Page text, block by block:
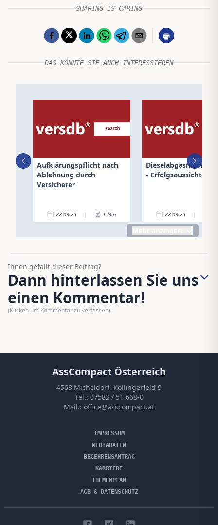
SHARING IS CARING
DAS KÖNNTE SIE AUCH INTERESSIEREN
Aufklärungspflicht nach
Ablehnung durch
Versicherer
22.09.23 | 1 Min.
- Erfolgsaussichten
22.09.23 |
Ihnen gefällt dieser Beitrag?
Dann hinterlassen Sie uns
einen Kommentar!
(Klicken um Kommentar zu verfassen)
AssCompact Österreich
4563 Micheldorf, Kollingerfeld 9
Tel.: 07582 / 51 668-0
Mail.: office@asscompact.at
IMPRESSUM
MEDIADATEN
BEGEHRENSANTRAG
KARRIERE
THEMENPLAN
AGB & DATENSCHUTZ